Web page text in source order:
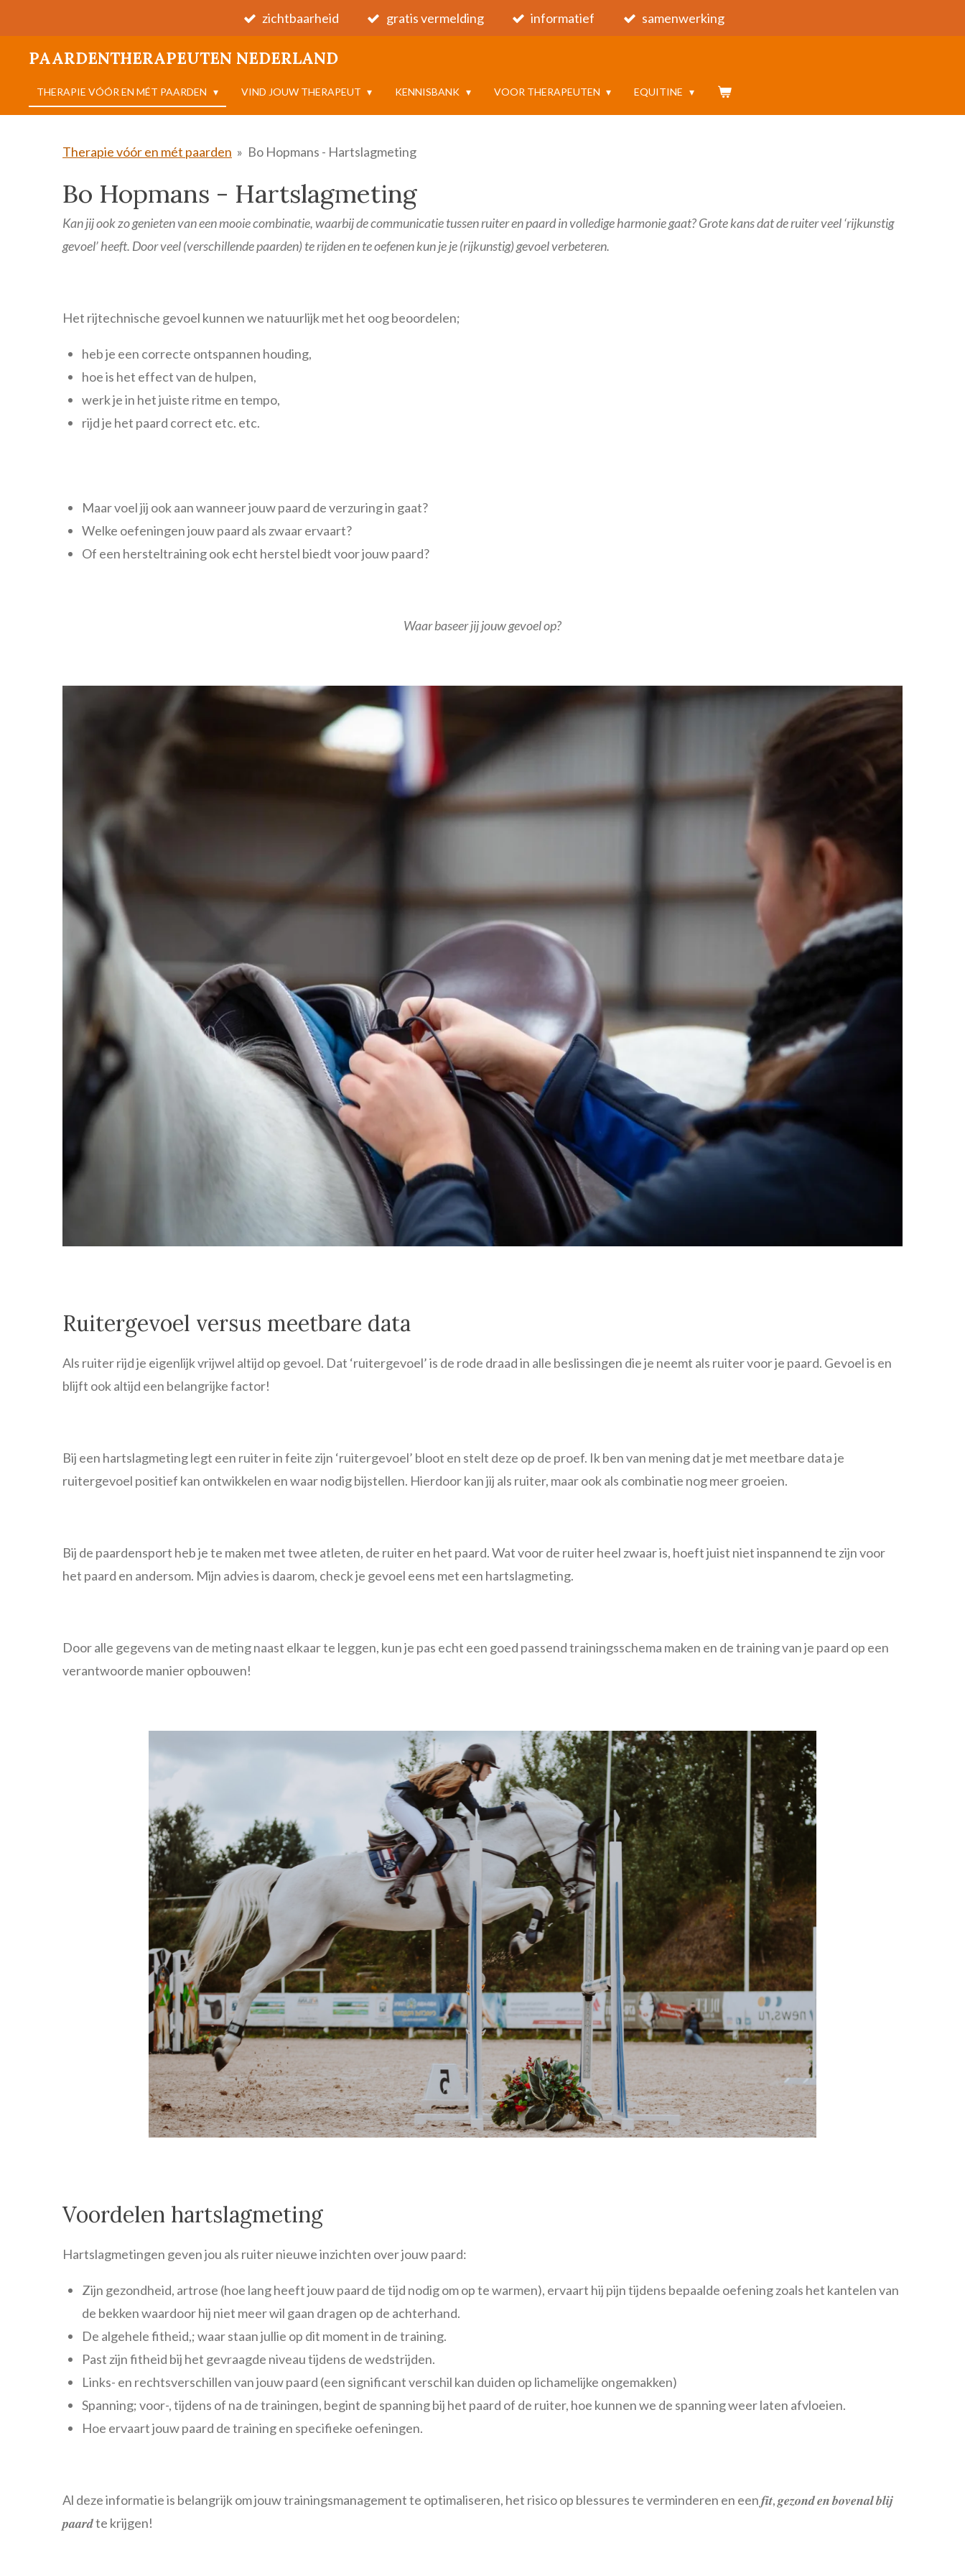
naar
hoofdinhoud
zichtbaarheid gratis vermelding informatief samenwerking
PAARDENTHERAPEUTEN NEDERLAND
THERAPIE VÓÓR EN MÉT PAARDEN VIND JOUW THERAPEUT KENNISBANK VOOR THERAPEUTEN EQUITINE
Therapie vóór en mét paarden » Bo Hopmans - Hartslagmeting
Bo Hopmans - Hartslagmeting
Kan jij ook zo genieten van een mooie combinatie, waarbij de communicatie tussen ruiter en paard in volledige harmonie gaat? Grote kans dat de ruiter veel ‘rijkunstig
gevoel’ heeft. Door veel (verschillende paarden) te rijden en te oefenen kun je je (rijkunstig) gevoel verbeteren.
Het rijtechnische gevoel kunnen we natuurlijk met het oog beoordelen;
heb je een correcte ontspannen houding,
hoe is het effect van de hulpen,
werk je in het juiste ritme en tempo,
rijd je het paard correct etc. etc.
Maar voel jij ook aan wanneer jouw paard de verzuring in gaat?
Welke oefeningen jouw paard als zwaar ervaart?
Of een hersteltraining ook echt herstel biedt voor jouw paard?
Waar baseer jij jouw gevoel op?
Ruitergevoel versus meetbare data
Als ruiter rijd je eigenlijk vrijwel altijd op gevoel. Dat ‘ruitergevoel’ is de rode draad in alle beslissingen die je neemt als ruiter voor je paard. Gevoel is en
blijft ook altijd een belangrijke factor!
Bij een hartslagmeting legt een ruiter in feite zijn ‘ruitergevoel’ bloot en stelt deze op de proef. Ik ben van mening dat je met meetbare data je
ruitergevoel positief kan ontwikkelen en waar nodig bijstellen. Hierdoor kan jij als ruiter, maar ook als combinatie nog meer groeien.
Bij de paardensport heb je te maken met twee atleten, de ruiter en het paard. Wat voor de ruiter heel zwaar is, hoeft juist niet inspannend te zijn voor
het paard en andersom. Mijn advies is daarom, check je gevoel eens met een hartslagmeting.
Door alle gegevens van de meting naast elkaar te leggen, kun je pas echt een goed passend trainingsschema maken en de training van je paard op een
verantwoorde manier opbouwen!
Voordelen hartslagmeting
Hartslagmetingen geven jou als ruiter nieuwe inzichten over jouw paard:
Zijn gezondheid, artrose (hoe lang heeft jouw paard de tijd nodig om op te warmen), ervaart hij pijn tijdens bepaalde oefening zoals het kantelen van
de bekken waardoor hij niet meer wil gaan dragen op de achterhand.
De algehele fitheid,; waar staan jullie op dit moment in de training.
Past zijn fitheid bij het gevraagde niveau tijdens de wedstrijden.
Links- en rechtsverschillen van jouw paard (een significant verschil kan duiden op lichamelijke ongemakken)
Spanning; voor-, tijdens of na de trainingen, begint de spanning bij het paard of de ruiter, hoe kunnen we de spanning weer laten afvloeien.
Hoe ervaart jouw paard de training en specifieke oefeningen.
Al deze informatie is belangrijk om jouw trainingsmanagement te optimaliseren, het risico op blessures te verminderen en een 𝒇𝒊𝒕, 𝒈𝒆𝒛𝒐𝒏𝒅 𝒆𝒏 𝒃𝒐𝒗𝒆𝒏𝒂𝒍 𝒃𝒍𝒊𝒋
𝒑𝒂𝒂𝒓𝒅 te krijgen!